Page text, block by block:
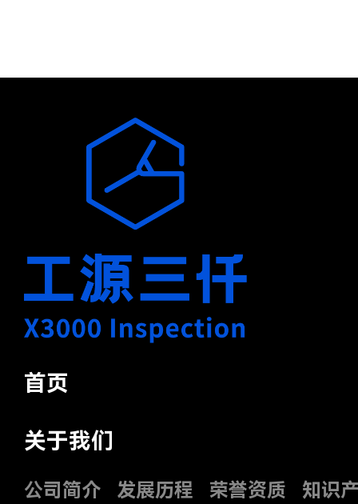
首页
关于我们
公司简介 发展历程 荣誉资质 知识